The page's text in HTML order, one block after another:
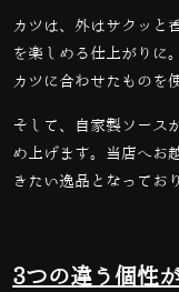
カツは、外はサクッと
を楽しめる仕上がりに
カツに合わせたものを
そして、自家製ソース
め上げます。当店へお
きたい逸品となってお
3つの違う個性